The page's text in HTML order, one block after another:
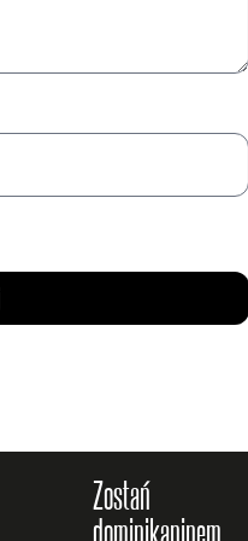
Zostań
dominikaninem